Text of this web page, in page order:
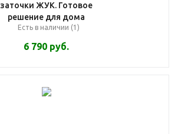
заточки ЖУК. Готовое
решение для дома
Есть в наличии (1)
6 790 руб.